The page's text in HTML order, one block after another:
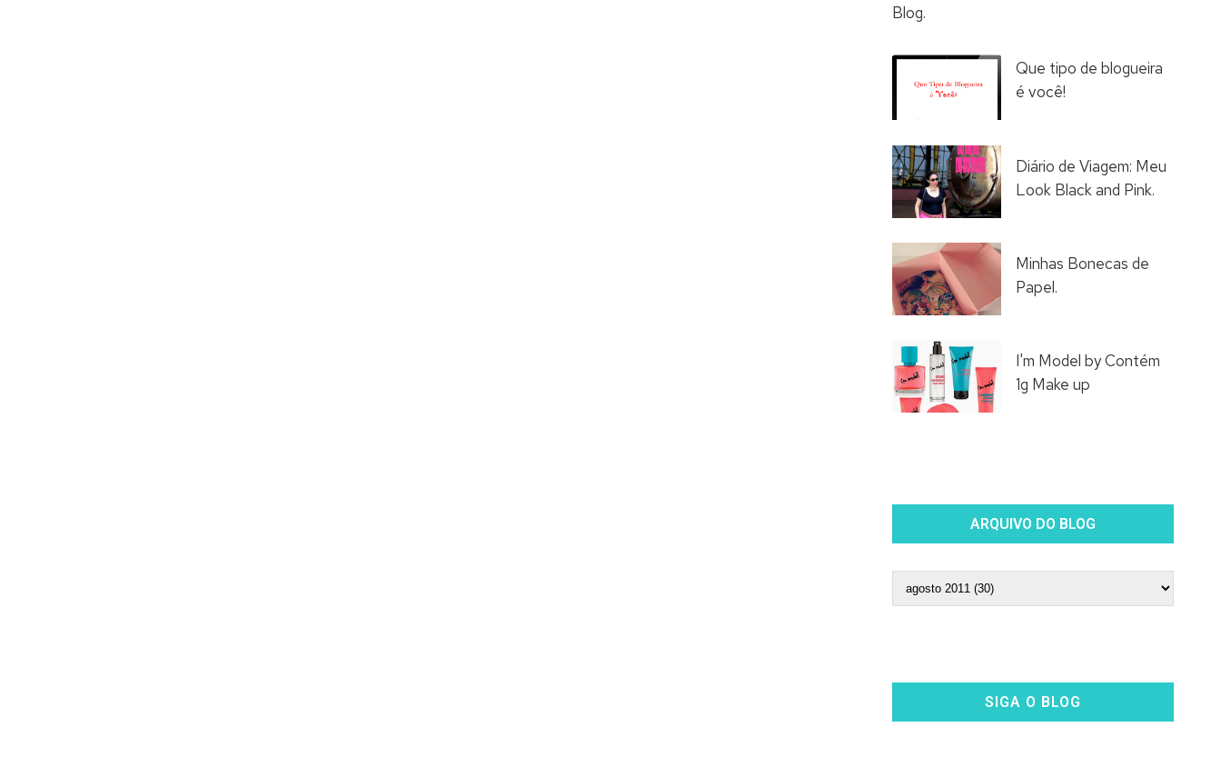
Blog.
Que tipo de blogueira
é você!
Diário de Viagem: Meu
Look Black and Pink.
Minhas Bonecas de
Papel.
I'm Model by Contém
1g Make up
ARQUIVO DO BLOG
SIGA O BLOG